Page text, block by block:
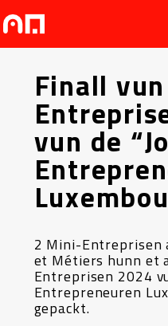
Finall
vun de
2 Mini-Entreprisen
et Métiers hunn et
Entreprisen 2024
Entrepreneuren
gepackt.